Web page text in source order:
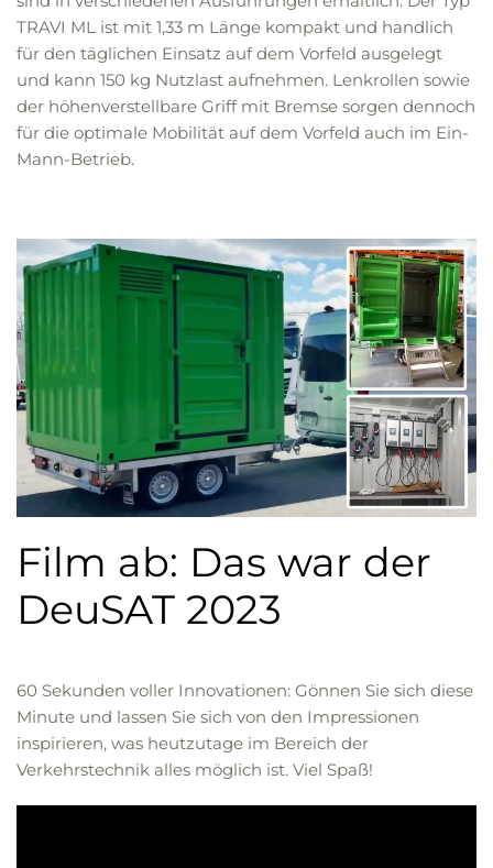
TRAVI ML ist mit 1,33 m Länge kompakt und handlich
für den täglichen Einsatz auf dem Vorfeld ausgelegt
und kann 150 kg Nutzlast aufnehmen. Lenkrollen sowie
der höhenverstellbare Griff mit Bremse sorgen dennoch
für die optimale Mobilität auf dem Vorfeld auch im Ein-
Mann-Betrieb.
Film ab: Das war der
DeuSAT 2023
60 Sekunden voller Innovationen: Gönnen Sie sich diese
Minute und lassen Sie sich von den Impressionen
inspirieren, was heutzutage im Bereich der
Verkehrstechnik alles möglich ist. Viel Spaß!